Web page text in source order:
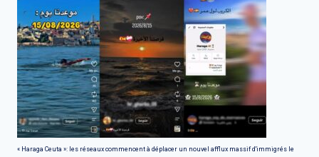
« Haraga Ceuta »: les réseaux commencent à déplacer un nouvel afflux massif d'immigrés le